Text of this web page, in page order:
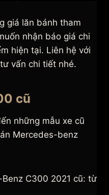
giá lăn bánh tham
nhận báo giá chi
hiện tại. Liên hệ với
vấn chi tiết nhé.
cũ
những mẫu xe cũ
Mercedes-benz
C300 2021 cũ: từ